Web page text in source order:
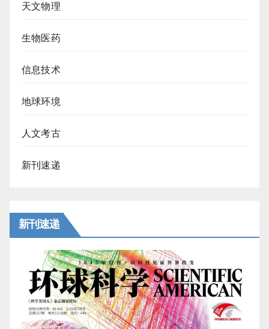
天文物理
生物医药
信息技术
地球环境
人文考古
新刊速递
新刊速递